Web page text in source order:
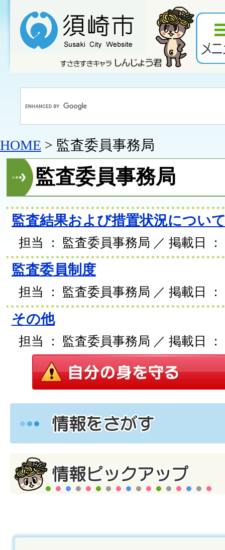
HOME > 監査委員事務局
監査委員事務局
監査結果および措置状況につい
担当 ： 監査委員事務局 ／ 掲載日 ：
監査委員制度
担当 ： 監査委員事務局 ／ 掲載日 ：
その他
担当 ： 監査委員事務局 ／ 掲載日 ：